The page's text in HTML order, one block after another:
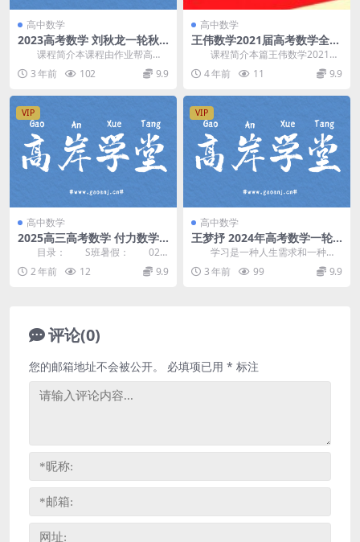
高中数学
2023高考数学 刘秋龙一轮秋
季A和A+合集课程
课程简介本课程由作业帮高中
数学主讲 刘秋龙 讲课，2023高考
数学一轮秋季班...
3 年前 102 9.9
高中数学
王伟数学2021届高考数学全年
复习双一流网课资源(一二三轮
合集)百度网盘下载
课程简介本篇王伟数学2021届
高考数学全年复习双一流网课资
源，由高中数学老师...
4 年前 11 9.9
VIP
高中数学
2025高三高考数学 付力数学
全年一轮二轮 百度网盘
目录： S班暑假： 02.
第2讲【解题必备】不等式的解法.
mp4 付力...
2 年前 12 9.9
VIP
高中数学
王梦抒 2024年高考数学一轮
暑期班 百度网盘
学习是一种人生需求和一种态
度。只有不断学习，及时“充电”，才
能做到“百毒不侵...
3 年前 99 9.9
评论(0)
您的邮箱地址不会被公开。 必填项已用 * 标注